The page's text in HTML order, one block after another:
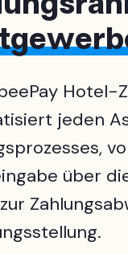
Hotel-
jeden
über